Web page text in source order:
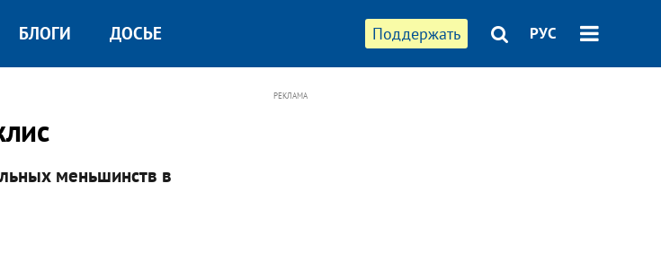
Поддержать РУС
БЛОГИ ДОСЬЕ
меньшинств в
РЕКЛАМА